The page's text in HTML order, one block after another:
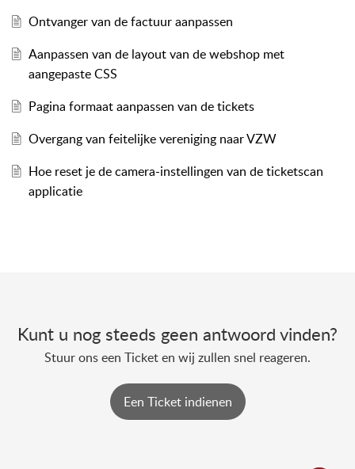
Ontvanger van de factuur aanpassen
Aanpassen van de layout van de webshop met
aangepaste CSS
Pagina formaat aanpassen van de tickets
Overgang van feitelijke vereniging naar VZW
Hoe reset je de camera-instellingen van de ticketscan
applicatie
Kunt u nog steeds geen antwoord vinden?
Stuur ons een Ticket en wij zullen snel reageren.
Een Ticket indienen